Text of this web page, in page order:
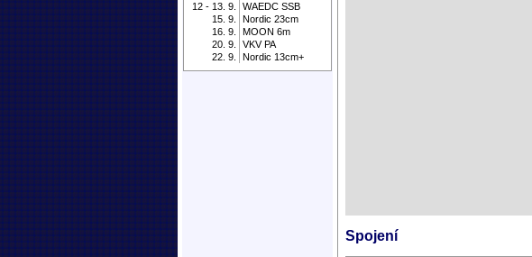
12 - 13. 9.
WAEDC SSB
15. 9.
Nordic 23cm
16. 9.
MOON 6m
20. 9.
VKV PA
22. 9.
Nordic 13cm+
Spojení